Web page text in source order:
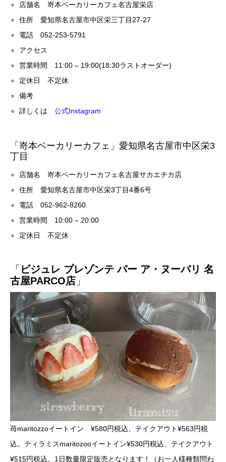
店舗名 嵜本ベーカリーカフェ名古屋栄店
住所 愛知県名古屋市中区栄三丁目27‐27
電話 052-253-5791
アクセス
営業時間 11:00 – 19:00(18:30ラストオーダー)
定休日 不定休
備考
詳しくは公式Instagram
「嵜本ベーカリーカフェ」愛知県名古屋市中区栄3
丁目
店舗名 嵜本ベーカリーカフェ名古屋サカエチカ店
住所 愛知県名古屋市中区栄3丁目4番6号
電話 052-962-8260
営業時間 10:00 – 20:00
定休日 不定休
「 ビジュレ プレゾンテ パー ア・ヌーパリ 名
古屋PARCO店 」
苺maritozzoイートイン ¥580円税込、テイクアウト¥563円税
込。ティラミスmaritozooイートイン¥530円税込、テイクアウト
¥515円税込。1日数量限定販売となります！（お一人様種類問わ